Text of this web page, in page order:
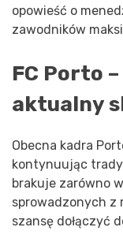
opowieść o
zawodników
FC Porto
aktualny
Obecna kadra
kontynuując
brakuje zarówno
sprowadzonych z
szansę dołączyć